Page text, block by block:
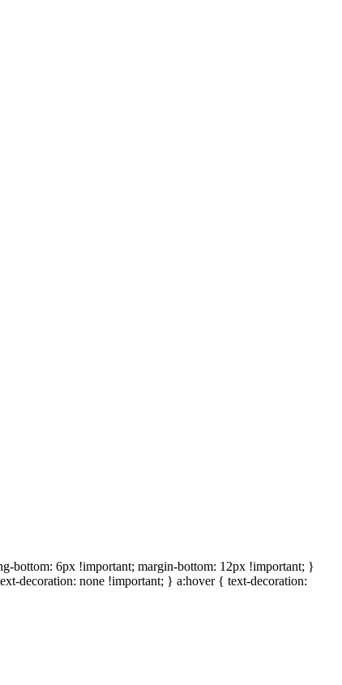
bottom: 6px !important; margin-bottom: 12px !important; }
decoration: none !important; } a:hover { text-decoration: